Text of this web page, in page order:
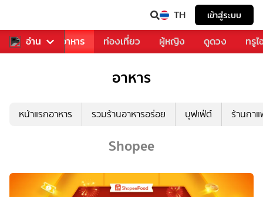
TH เข้าสู่ระบบ
อ่าน
การเพลง อาหาร ท่องเที่ยว ผู้หญิง ดูดวง ทรู
อาหาร
หน้าแรกอาหาร รวมร้านอาหารอร่อย บุฟเฟ่ต์ ร้านกา
Shopee